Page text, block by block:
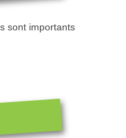
sont importants